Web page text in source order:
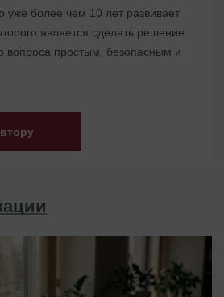
уже более чем 10 лет развивает
является сделать решение
вопроса простым, безопасным и